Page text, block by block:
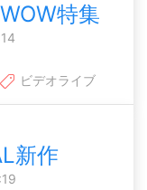
特集
ビデオライブ
新作